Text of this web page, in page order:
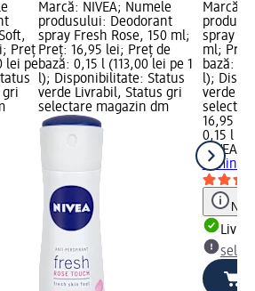
Preț
lei pe
gri
Marcă: NIVEA; Numele
produsului: Deodorant
spray Fresh Rose, 150 ml;
Preț: 16,95 lei; Preț de
bază: 0,15 l (113,00 lei pe 1
l); Disponibilitate: Status
verde Livrabil, Status gri
selectare magazin dm
Marcă:
spray
ml;
bază:
l);
verde
16,95 lei
0,15 l
NIVEA
feminin
Notă